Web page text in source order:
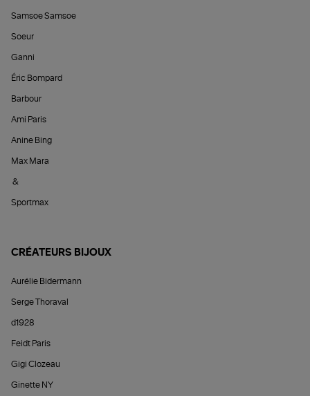
Samsoe Samsoe
Soeur
Ganni
Éric Bompard
Barbour
Ami Paris
Anine Bing
Max Mara
&
Sportmax
CRÉATEURS BIJOUX
Aurélie Bidermann
Serge Thoraval
d1928
Feidt Paris
Gigi Clozeau
Ginette NY